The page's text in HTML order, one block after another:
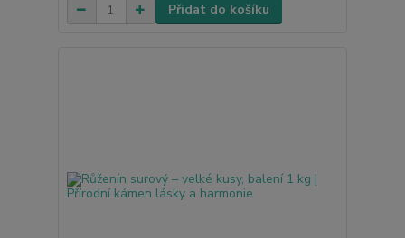
Přidat do košíku